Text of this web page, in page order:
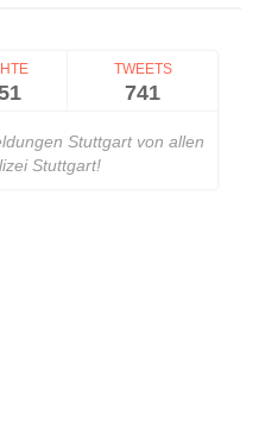
TWEETS
741
Stuttgart von allen
Stuttgart!